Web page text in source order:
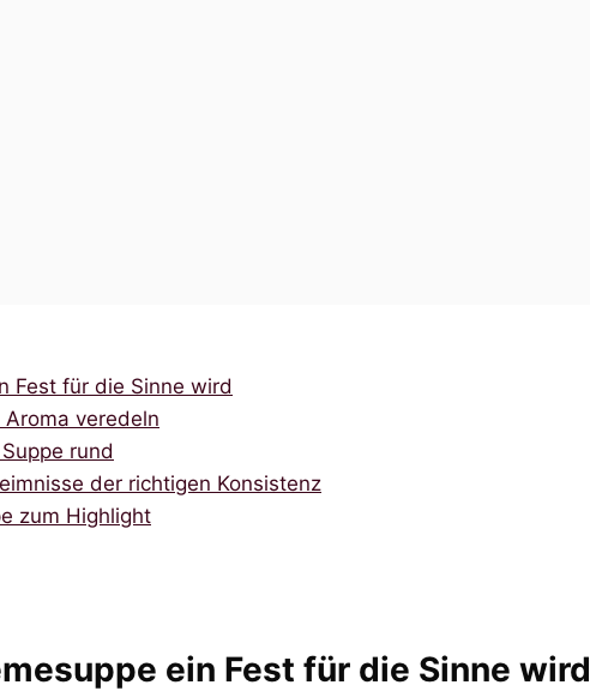
Fest für die Sinne wird
veredeln
rund
der richtigen Konsistenz
zum Highlight
ein Fest für die Sinne wird